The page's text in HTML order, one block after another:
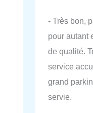
- Très bon,
pour autant
de qualité.
service
grand
servie.